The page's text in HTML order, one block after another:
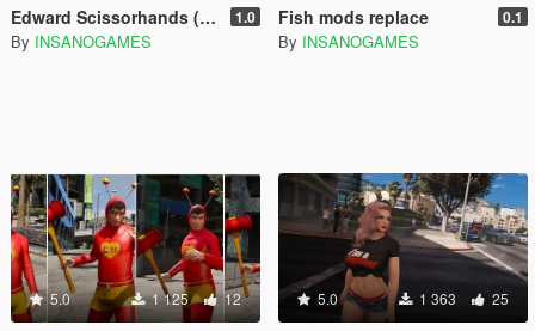
Edward Scissorhands (Fortnite) [Add-On Ped] 1.0
By INSANOGAMES
Fish mods replace 0.1
By INSANOGAMES
5.0 1 125 12 5.0 1 363 25